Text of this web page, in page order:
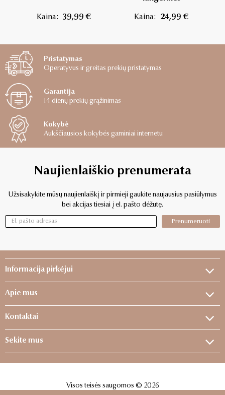
Kaina: 39,99 € Kaina: 24,99 €
Pristatymas
Operatyvus ir greitas prekių pristatymas
Garantija
14 dienų prekių grąžinimas
Kokybė
Aukščiausios kokybės gaminiai internetu
Naujienlaiškio prenumerata
Užsisakykite mūsų naujienlaiškį ir pirmieji gaukite naujausius pasiūlymus
bei akcijas tiesiai į el. pašto dėžutę.
Prenumeruoti
Informacija pirkėjui
Apie mus
Kontaktai
Sekite mus
Visos teisės saugomos © 2026